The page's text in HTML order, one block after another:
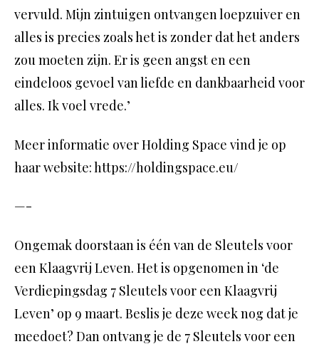
vervuld. Mijn zintuigen ontvangen loepzuiver en
alles is precies zoals het is zonder dat het anders
zou moeten zijn. Er is geen angst en een
eindeloos gevoel van liefde en dankbaarheid voor
alles. Ik voel vrede.’
Meer informatie over Holding Space vind je op
haar website: https://holdingspace.eu/
—-
Ongemak doorstaan is één van de Sleutels voor
een Klaagvrij Leven. Het is opgenomen in ‘de
Verdiepingsdag 7 Sleutels voor een Klaagvrij
Leven’ op 9 maart. Beslis je deze week nog dat je
meedoet? Dan ontvang je de 7 Sleutels voor een